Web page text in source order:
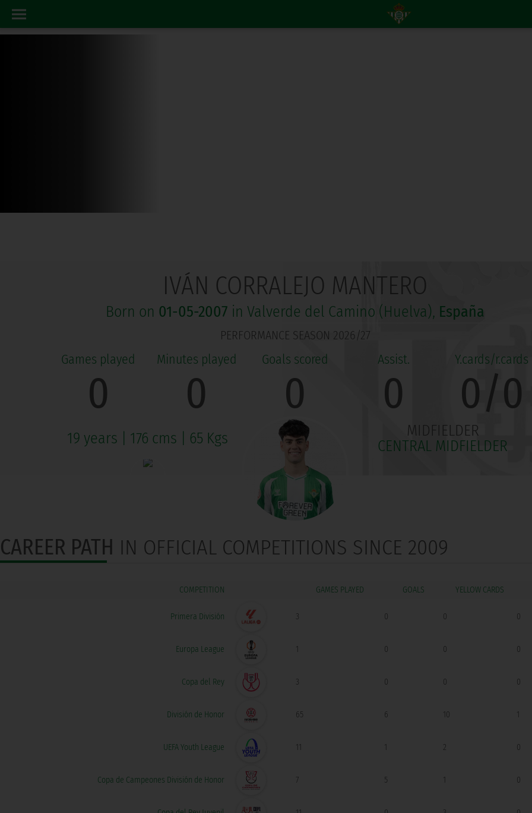
IVÁN CORRALEJO MANTERO
Born on 01-05-2007 in Valverde del Camino (Huelva), España
PERFORMANCE SEASON 2026/27
0 0 0 0 0/0
19 years 176 cms 65 Kgs
MIDFIELDER
CENTRAL MIDFIELDER
CAREER PATH IN OFFICIAL COMPETITIONS SINCE 2009
COMPETITION GOALS
Primera División 3 0 0 0
Europa League 1 0 0 0
Copa del Rey 3 0 0 0
División de Honor 65 6 10 1
UEFA Youth League 11 1 2 0
Copa de Campeones División de Honor 7 5 1 0